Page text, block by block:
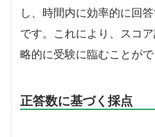
し、時間内に効率的に回
です。これにより、スコ
略的に受験に臨むことがで
正答数に基づく採点